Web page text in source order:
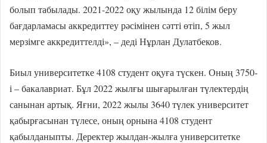
болып табылады. 2021-2022 оқу жылында 12 білім беру
бағдарламасы аккредиттеу рәсімінен сәтті өтіп, 5 жыл
мерзімге аккредиттелді», – деді Нұрлан Дулатбеков.
Биыл университетке 4108 студент оқуға түскен. Оның 3750-
і – бакалавриат. Бұл 2022 жылғы шығарылған түлектердің
санынан артық. Яғни, 2022 жылы 3640 түлек университет
қабырғасынан түлесе, оның орнына 4108 студент
қабылданыпты. Деректер жылдан-жылға университетке